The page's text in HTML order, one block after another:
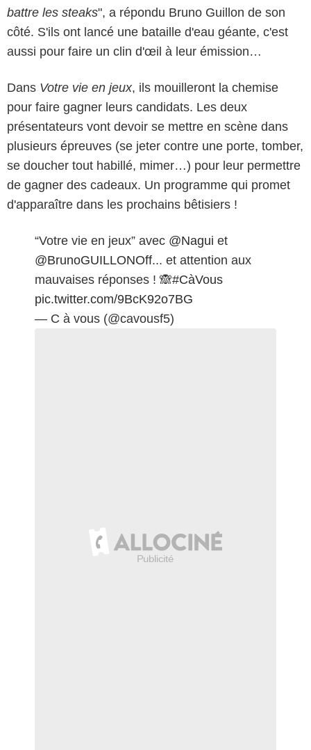
battre les steaks", a répondu Bruno Guillon de son
côté. S'ils ont lancé une bataille d'eau géante, c'est
aussi pour faire un clin d'œil à leur émission…
Dans Votre vie en jeux, ils mouilleront la chemise
pour faire gagner leurs candidats. Les deux
présentateurs vont devoir se mettre en scène dans
plusieurs épreuves (se jeter contre une porte, tomber,
se doucher tout habillé, mimer…) pour leur permettre
de gagner des cadeaux. Un programme qui promet
d'apparaître dans les prochains bêtisiers !
“Votre vie en jeux” avec @Nagui et
@BrunoGUILLONOff... et attention aux
mauvaises réponses ! 🙈#CàVous
pic.twitter.com/9BcK92o7BG
— C à vous (@cavousf5)